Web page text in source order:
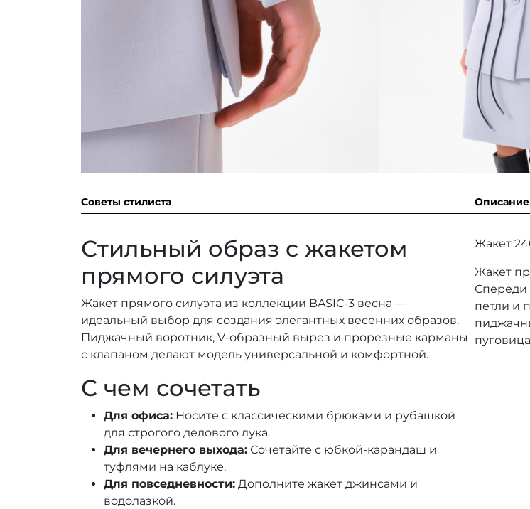
Советы стилиста
Стильный образ с жакетом
прямого силуэта
Жакет прямого силуэта из коллекции BASIC-3 весна —
идеальный выбор для создания элегантных весенних образов.
Пиджачный воротник, V-образный вырез и прорезные карманы
с клапаном делают модель универсальной и комфортной.
С чем сочетать
Для офиса: Носите с классическими брюками и рубашкой
для строгого делового лука.
Для вечернего выхода: Сочетайте с юбкой-карандаш и
туфлями на каблуке.
Для повседневности: Дополните жакет джинсами и
водолазкой.
Описание
Жакет
Жакет
Спереди
петли и